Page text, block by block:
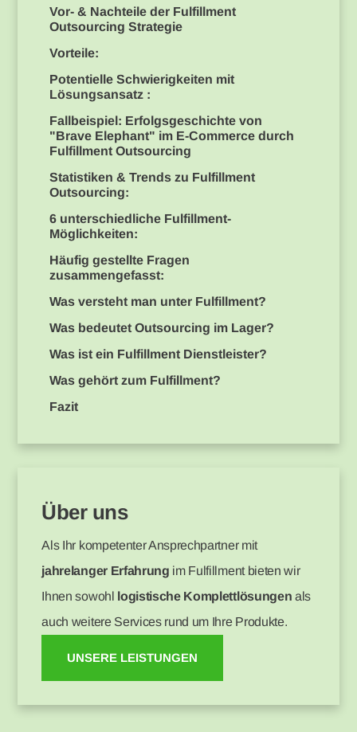
Vor- & Nachteile der Fulfillment
Outsourcing Strategie
Vorteile:
Potentielle Schwierigkeiten mit
Lösungsansatz :
Fallbeispiel: Erfolgsgeschichte von
"Brave Elephant" im E-Commerce durch
Fulfillment Outsourcing
Statistiken & Trends zu Fulfillment
Outsourcing:
6 unterschiedliche Fulfillment-
Möglichkeiten:
Häufig gestellte Fragen
zusammengefasst:
‍Was versteht man unter Fulfillment?
Was bedeutet Outsourcing im Lager?
Was ist ein Fulfillment Dienstleister?
Was gehört zum Fulfillment?
Fazit
Über uns
Als Ihr kompetenter Ansprechpartner mit
jahrelanger Erfahrung im Fulfillment bieten wir
Ihnen sowohl logistische Komplettlösungen als
auch weitere Services rund um Ihre Produkte.
UNSERE LEISTUNGEN